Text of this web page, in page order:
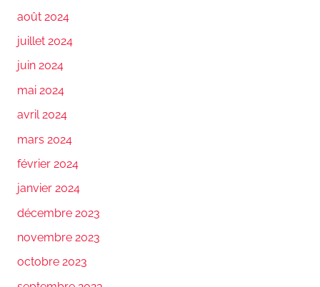
août 2024
juillet 2024
juin 2024
mai 2024
avril 2024
mars 2024
février 2024
janvier 2024
décembre 2023
novembre 2023
octobre 2023